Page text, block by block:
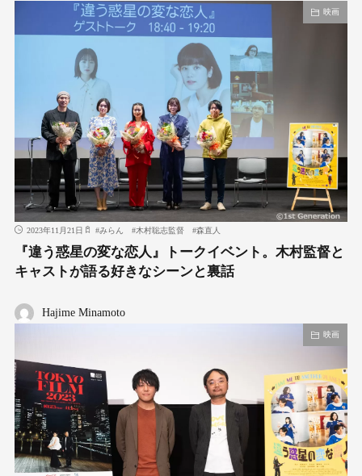
映画
2023年11月21日 #みらん #木村聡志監督 #森直人
『違う惑星の変な恋人』トークイベント。木村監督と
キャストが語る好きなシーンと裏話
Hajime Minamoto
映画